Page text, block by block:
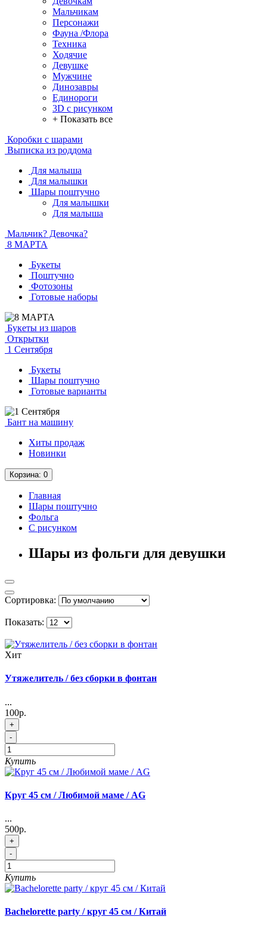
Мальчикам
Персонажи
Фауна /Флора
Техника
Ходячие
Девушке
Мужчине
Динозавры
Единороги
3D с рисунком
+ Показать все
Коробки с шарами
Выписка из роддома
Для малыша
Для малышки
Шары поштучно
Для малышки
Для малыша
Мальчик? Девочка?
8 МАРТА
Букеты
Поштучно
Фотозоны
Готовые наборы
Букеты из шаров
Открытки
1 Сентября
Букеты
Шары поштучно
Готовые варианты
Бант на машину
Хиты продаж
Новинки
Корзина: 0
Главная
Шары поштучно
Фольга
C рисунком
Шары из фольги для девушки
Сортировка:
Показать:
Хит
Утяжелитель / без сборки в фонтан
...
100р.
+
-
Купить
Круг 45 см / Любимой маме / AG
...
500р.
+
-
Купить
Bachelorette party / круг 45 см / Китай